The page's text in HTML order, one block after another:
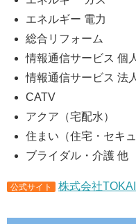
エネルギー 電力
総合リフォーム
情報通信サービス 個人
情報通信サービス 法人
CATV
アクア（宅配水）
住まい（住宅・セキ
ブライダル・介護 他
公式サイト 株式会社